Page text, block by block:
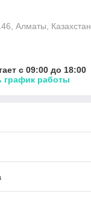
Алматы, Казахстан
с 09:00 до 18:00
график работы